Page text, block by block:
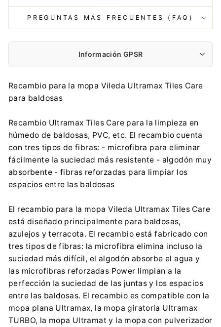
PREGUNTAS MÁS FRECUENTES (FAQ)
Información GPSR
Fabricante:
FHP VILEDA Sp. z o.o.
Puławska 182, 02-670 Warszawa
+48 42 279 44 45
Importador:
FHP VILEDA Sp. z o.o.
Puławska 182, 02-670 Warszawa
info@sklepvileda.pl
+48 42 279 44 45
Recambio para la mopa Vileda Ultramax Tiles Care
para baldosas
Recambio Ultramax Tiles Care para la limpieza en
húmedo de baldosas, PVC, etc. El recambio cuenta
con tres tipos de fibras: - microfibra para eliminar
fácilmente la suciedad más resistente - algodón muy
absorbente - fibras reforzadas para limpiar los
espacios entre las baldosas
El recambio para la mopa Vileda Ultramax Tiles Care
está diseñado principalmente para baldosas,
azulejos y terracota. El recambio está fabricado con
tres tipos de fibras: la microfibra elimina incluso la
suciedad más difícil, el algodón absorbe el agua y
las microfibras reforzadas Power limpian a la
perfección la suciedad de las juntas y los espacios
entre las baldosas. El recambio es compatible con la
mopa plana Ultramax, la mopa giratoria Ultramax
TURBO, la mopa Ultramat y la mopa con pulverizador